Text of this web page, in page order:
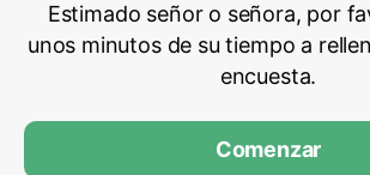
Estimado señor o señora, por
unos minutos de su tiempo a
encuesta.
Comenzar